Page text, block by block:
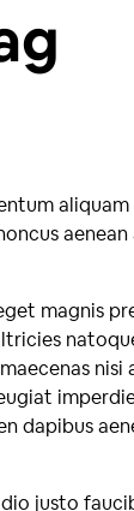
magnis
nisi
dapibus
justo